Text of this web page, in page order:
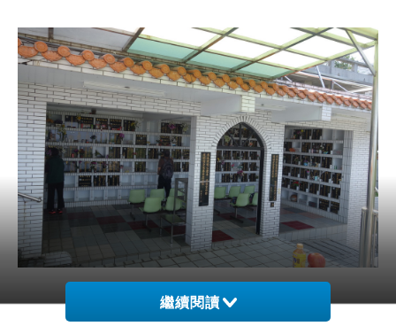
聖經上的詩句
繼續閱讀